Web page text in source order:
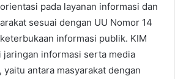
pada layanan informasi dan
sesuai dengan UU Nomor 14
informasi publik. KIM
jaringan informasi serta media
yaitu antara masyarakat dengan